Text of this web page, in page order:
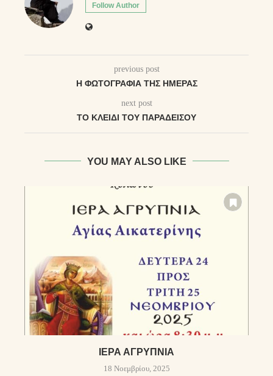
Follow Author
previous post
Η ΦΩΤΟΓΡΑΦΊΑ ΤΗΣ ΗΜΈΡΑΣ
next post
ΤΟ ΚΛΕΙΔΊ ΤΟΥ ΠΑΡΑΔΕΊΣΟΥ
YOU MAY ALSO LIKE
ΙΕΡΆ ΑΓΡΥΠΝΊΑ
18 Νοεμβρίου, 2025